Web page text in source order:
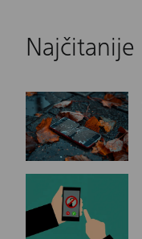
Najčitanije